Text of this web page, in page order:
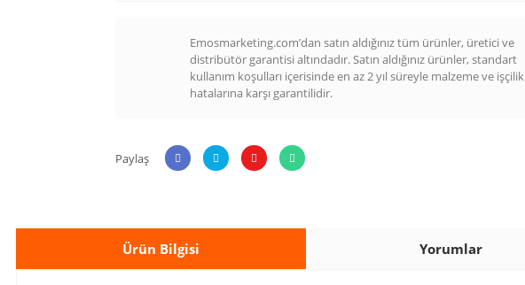
Emosmarketing.com’dan satın aldığınız tüm ürünler, üretici ve
distribütör garantisi altındadır. Satın aldığınız ürünler, standart
kullanım koşulları içerisinde en az 2 yıl süreyle malzeme ve işçilik
hatalarına karşı garantilidir.
Paylaş
Ürün Bilgisi Yorumlar